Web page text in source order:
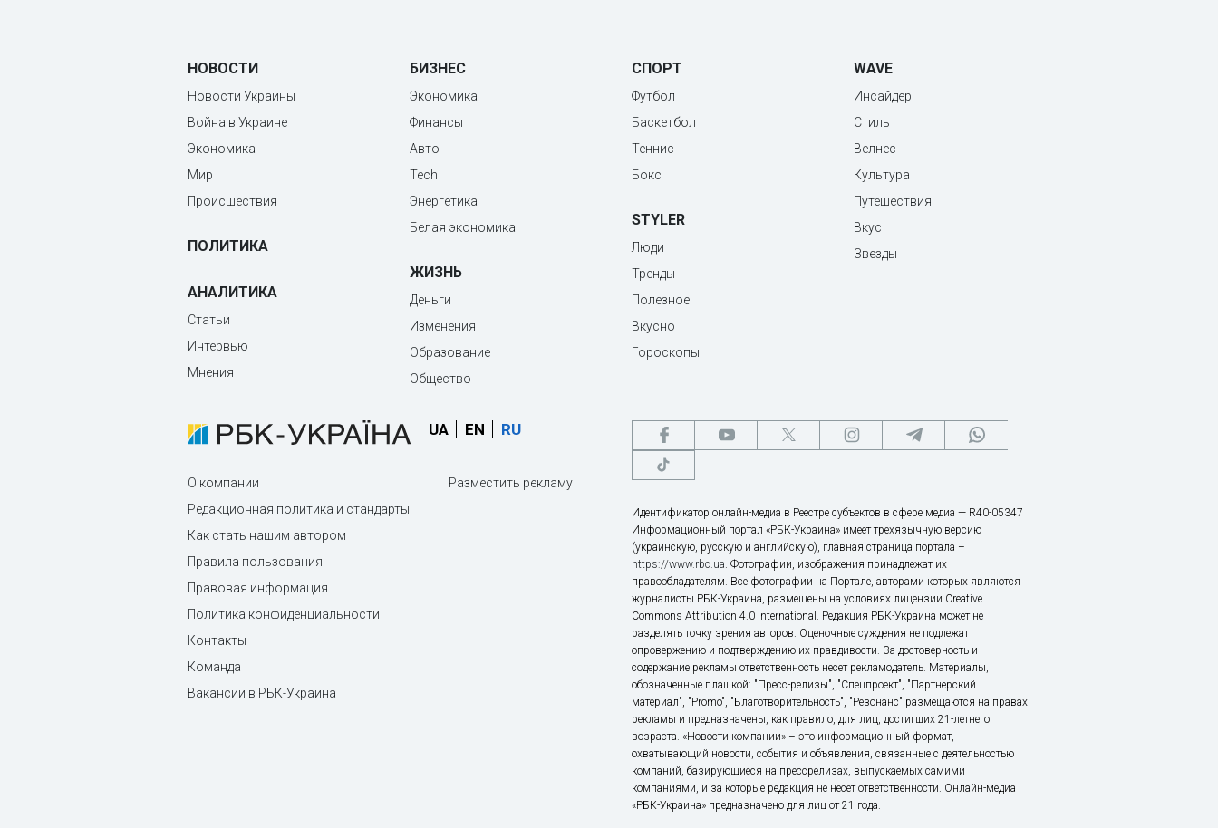
НОВОСТИ
Новости Украины
Война в Украине
Экономика
Мир
Происшествия
ПОЛИТИКА
АНАЛИТИКА
Статьи
Интервью
Мнения
БИЗНЕС
Экономика
Финансы
Авто
Tech
Энергетика
Белая экономика
ЖИЗНЬ
Деньги
Изменения
Образование
Общество
СПОРТ
Футбол
Баскетбол
Теннис
Бокс
STYLER
Люди
Тренды
Полезное
Вкусно
Гороскопы
WAVE
Инсайдер
Стиль
Велнес
Культура
Путешествия
Вкус
Звезды
UA EN RU
О компании
Редакционная политика и стандарты
Как стать нашим автором
Правила пользования
Правовая информация
Политика конфиденциальности
Контакты
Команда
Вакансии в РБК-Украина
Разместить рекламу
Идентификатор онлайн-медиа в Реестре субъектов в сфере медиа — R40-05347
Информационный портал «РБК-Украина» имеет трехязычную версию
(украинскую, русскую и английскую), главная страница портала –
https://www.rbc.ua. Фотографии, изображения принадлежат их
правообладателям. Все фотографии на Портале, авторами которых являются
журналисты РБК-Украина, размещены на условиях лицензии Creative
Commons Attribution 4.0 International. Редакция РБК-Украина может не
разделять точку зрения авторов. Оценочные суждения не подлежат
опровержению и подтверждению их правдивости. За достоверность и
содержание рекламы ответственность несет рекламодатель. Материалы,
обозначенные плашкой: "Пресс-релизы", "Спецпроект", "Партнерский
материал", "Promo", "Благотворительность", "Резонанс" размещаются на правах
рекламы и предназначены, как правило, для лиц, достигших 21-летнего
возраста. «Новости компании» – это информационный формат,
охватывающий новости, события и объявления, связанные с деятельностью
компаний, базирующиеся на прессрелизах, выпускаемых самими
компаниями, и за которые редакция не несет ответственности. Онлайн-медиа
«РБК-Украина» предназначено для лиц от 21 года.